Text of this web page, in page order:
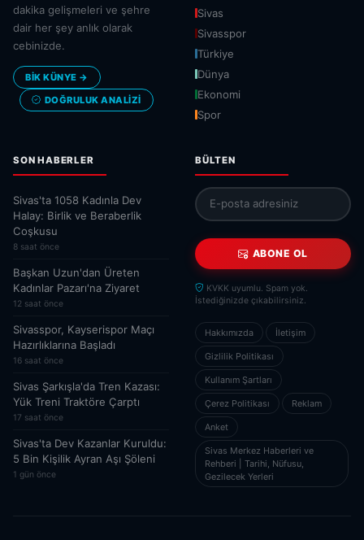
dakika gelişmeleri ve şehre
dair her şey anlık olarak
cebinizde.
BİK KÜNYE →
DOĞRULUK ANALIZI
Sivas
Sivasspor
Türkiye
Dünya
Ekonomi
Spor
SON HABERLER
Sivas'ta 1058 Kadınla Dev
Halay: Birlik ve Beraberlik
Coşkusu
8 saat önce
Başkan Uzun'dan Üreten
Kadınlar Pazarı'na Ziyaret
12 saat önce
Sivasspor, Kayserispor Maçı
Hazırlıklarına Başladı
16 saat önce
Sivas Şarkışla'da Tren Kazası:
Yük Treni Traktöre Çarptı
17 saat önce
Sivas'ta Dev Kazanlar Kuruldu:
5 Bin Kişilik Ayran Aşı Şöleni
1 gün önce
BÜLTEN
ABONE OL
KVKK uyumlu. Spam yok.
İstediğinizde çıkabilirsiniz.
Hakkımızda İletişim
Gizlilik Politikası
Kullanım Şartları
Çerez Politikası Reklam
Anket
Sivas Merkez Haberleri ve
Rehberi | Tarihi, Nüfusu,
Gezilecek Yerleri